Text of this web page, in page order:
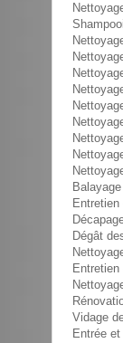
Dégât
Vidage
Entrée